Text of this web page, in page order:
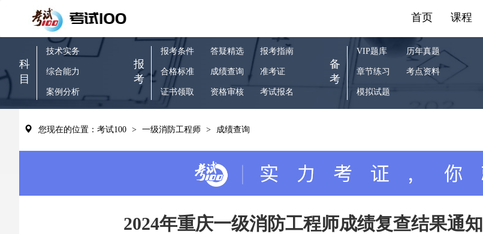
课程
首页
科
目
技术实务
综合能力
案例分析
报
考
报考条件
合格标准
证书领取
答疑精选
成绩查询
资格审核
报考指南
准考证
考试报名
备
考
VIP题库
章节练习
模拟试题
历年真题
考点资料
您现在的位置：考试100 > 一级消防工程师 > 成绩查询
2024年重庆一级消防工程师成绩复查结果通知